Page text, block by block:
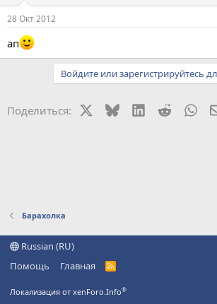
28 Окт 2012
ап
Войдите или зарегистрируйтесь
Поделиться: BlueskyLinkedIn
Reddit
Барахолка
Russian (RU)
Помощь
Главная
R
Локализация от xenForo.Info®